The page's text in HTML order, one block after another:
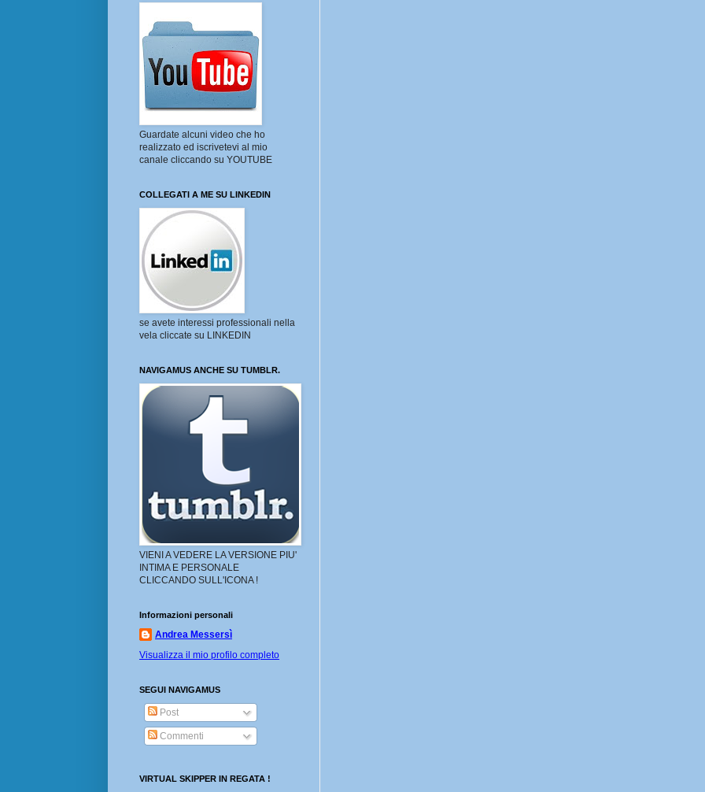
Guardate alcuni video che ho
realizzato ed iscrivetevi al mio
canale cliccando su YOUTUBE
COLLEGATI A ME SU LINKEDIN
se avete interessi professionali nella
vela cliccate su LINKEDIN
NAVIGAMUS ANCHE SU TUMBLR.
VIENI A VEDERE LA VERSIONE PIU'
INTIMA E PERSONALE
CLICCANDO SULL'ICONA !
Informazioni personali
Andrea Messersì
Visualizza il mio profilo completo
SEGUI NAVIGAMUS
Post
Commenti
VIRTUAL SKIPPER IN REGATA !